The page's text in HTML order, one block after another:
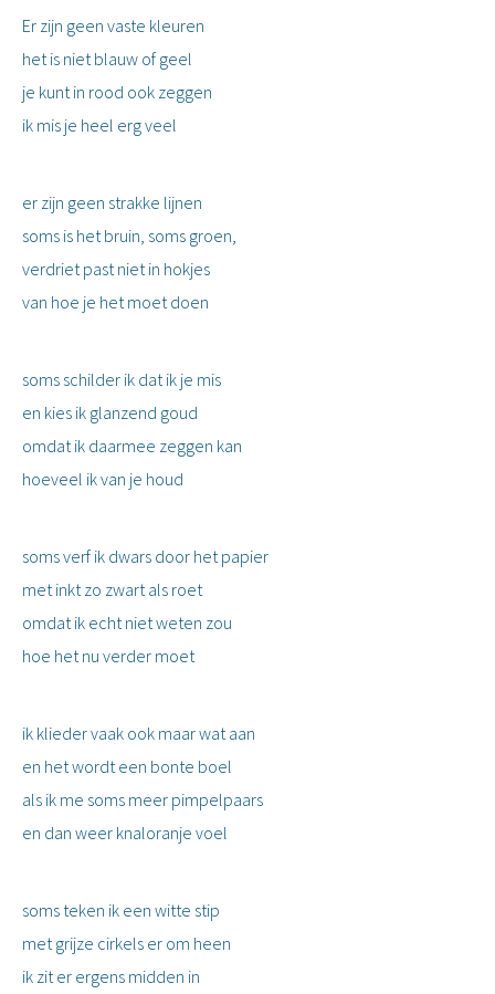
Er zijn geen vaste kleuren
het is niet blauw of geel
je kunt in rood ook zeggen
ik mis je heel erg veel
er zijn geen strakke lijnen
soms is het bruin, soms groen,
verdriet past niet in hokjes
van hoe je het moet doen
soms schilder ik dat ik je mis
en kies ik glanzend goud
omdat ik daarmee zeggen kan
hoeveel ik van je houd
soms verf ik dwars door het papier
met inkt zo zwart als roet
omdat ik echt niet weten zou
hoe het nu verder moet
ik klieder vaak ook maar wat aan
en het wordt een bonte boel
als ik me soms meer pimpelpaars
en dan weer knaloranje voel
soms teken ik een witte stip
met grijze cirkels er om heen
ik zit er ergens midden in